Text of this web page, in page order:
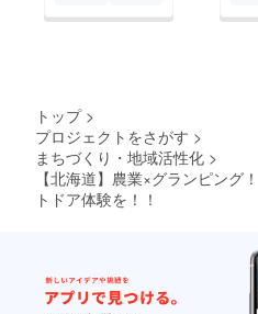
トップ >
プロジェクトをさがす >
まちづくり・地域活性化 >
【北海道】農業×グランピン
トドア体験を！！